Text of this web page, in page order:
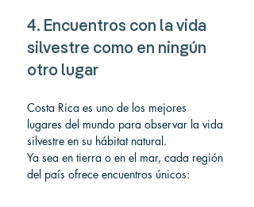
4. Encuentros con la vida
silvestre como en ningún
otro lugar
Costa Rica es uno de los mejores
lugares del mundo para observar la vida
silvestre en su hábitat natural.
Ya sea en tierra o en el mar, cada región
del país ofrece encuentros únicos: